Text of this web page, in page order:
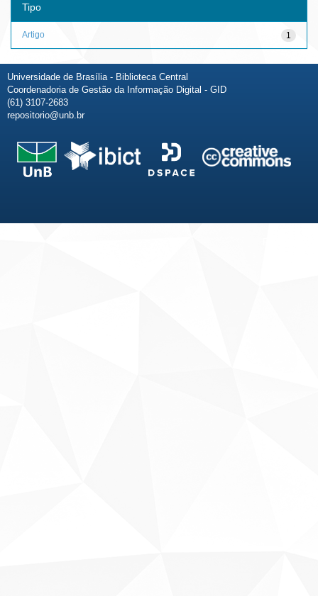
Tipo
1
Artigo
Universidade de Brasília - Biblioteca Central
Coordenadoria de Gestão da Informação Digital - GID
(61) 3107-2683
repositorio@unb.br